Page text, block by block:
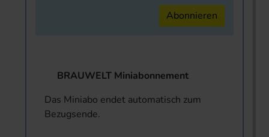
Abonnieren
BRAUWELT Miniabonnement
Das Miniabo endet automatisch zum
Bezugsende.